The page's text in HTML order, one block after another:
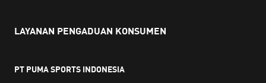
LAYANAN PENGADUAN KONSUMEN
PT PUMA SPORTS INDONESIA